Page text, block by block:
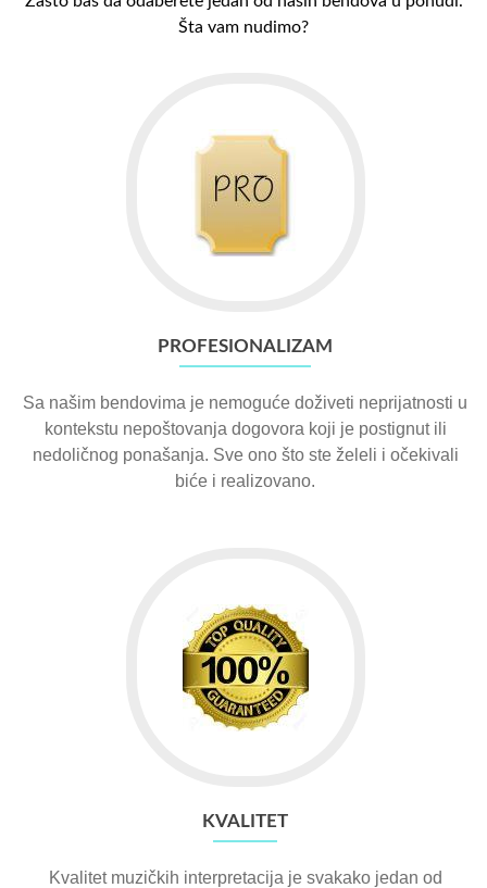
Šta vam nudimo?
PROFESIONALIZAM
Sa našim bendovima je nemoguće doživeti neprijatnosti u
kontekstu nepoštovanja dogovora koji je postignut ili
nedoličnog ponašanja. Sve ono što ste želeli i očekivali
biće i realizovano.
KVALITET
Kvalitet muzičkih interpretacija je svakako jedan od